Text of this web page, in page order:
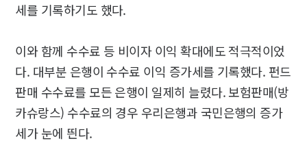
세를 기록하기도 했다.
이와 함께 수수료 등 비이자 이익 확대에도 적극적이었
다. 대부분 은행이 수수료 이익 증가세를 기록했다. 펀드
판매 수수료를 모든 은행이 일제히 늘렸다. 보험판매(방
카슈랑스) 수수료의 경우 우리은행과 국민은행의 증가
세가 눈에 띈다.